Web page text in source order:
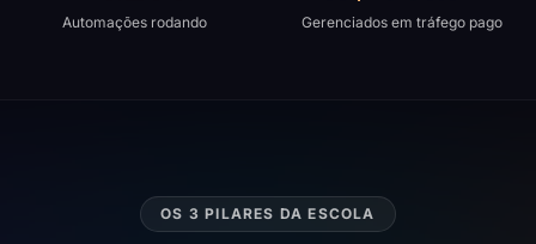
Automações rodando Gerenciados em tráfego pago
OS 3 PILARES DA ESCOLA